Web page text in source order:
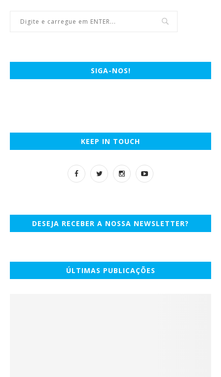
SIGA-NOS!
KEEP IN TOUCH
DESEJA RECEBER A NOSSA NEWSLETTER?
ÚLTIMAS PUBLICAÇÕES